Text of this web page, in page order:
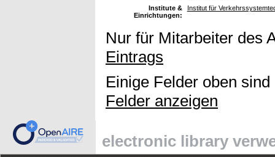
Institute &
Einrichtungen:
Institut für
Nur für Mitarbeiter des
Eintrags
Einige Felder oben
Felder anzeigen
electronic library